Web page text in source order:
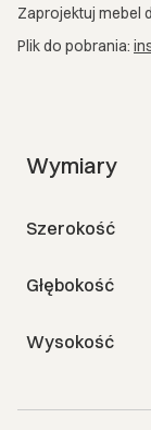
Zaprojektuj mebel
Plik do pobrania:
Wymiary
Szerokość
Głębokość
Wysokość